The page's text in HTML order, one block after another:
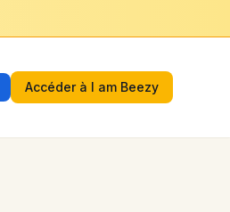
Accéder à I am Beezy